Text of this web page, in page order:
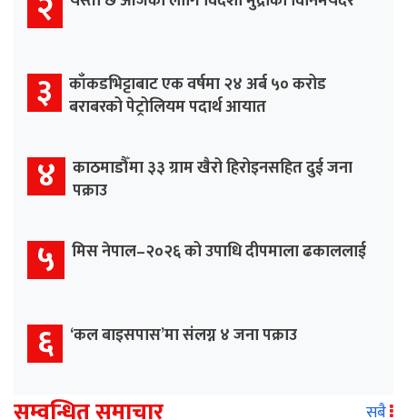
३ काँकडभिट्टाबाट एक वर्षमा २४ अर्ब ५० करोड
बराबरको पेट्रोलियम पदार्थ आयात
४ काठमाडौँमा ३३ ग्राम खैरो हिरोइनसहित दुई जना
पक्राउ
५ मिस नेपाल–२०२६ को उपाधि दीपमाला ढकाललाई
६ ‘कल बाइसपास’मा संलग्न ४ जना पक्राउ
सम्वन्धित समाचार सबै